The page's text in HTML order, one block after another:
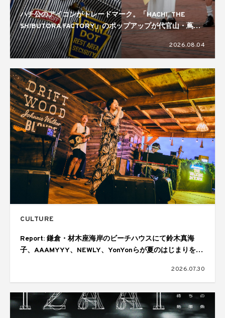
ハチ公のアイコンがトレードマーク。「HACHI. THE
SHIBUTORA FACTORY」のポップアップが代官山・蔦屋
書店で開催中
2026.08.04
CULTURE
Report: 鎌倉・材木座海岸のビーチハウスにて鈴木真海
子、AAAMYYY、NEWLY、YonYonらが夏のはじまりを幻
2026.07.30